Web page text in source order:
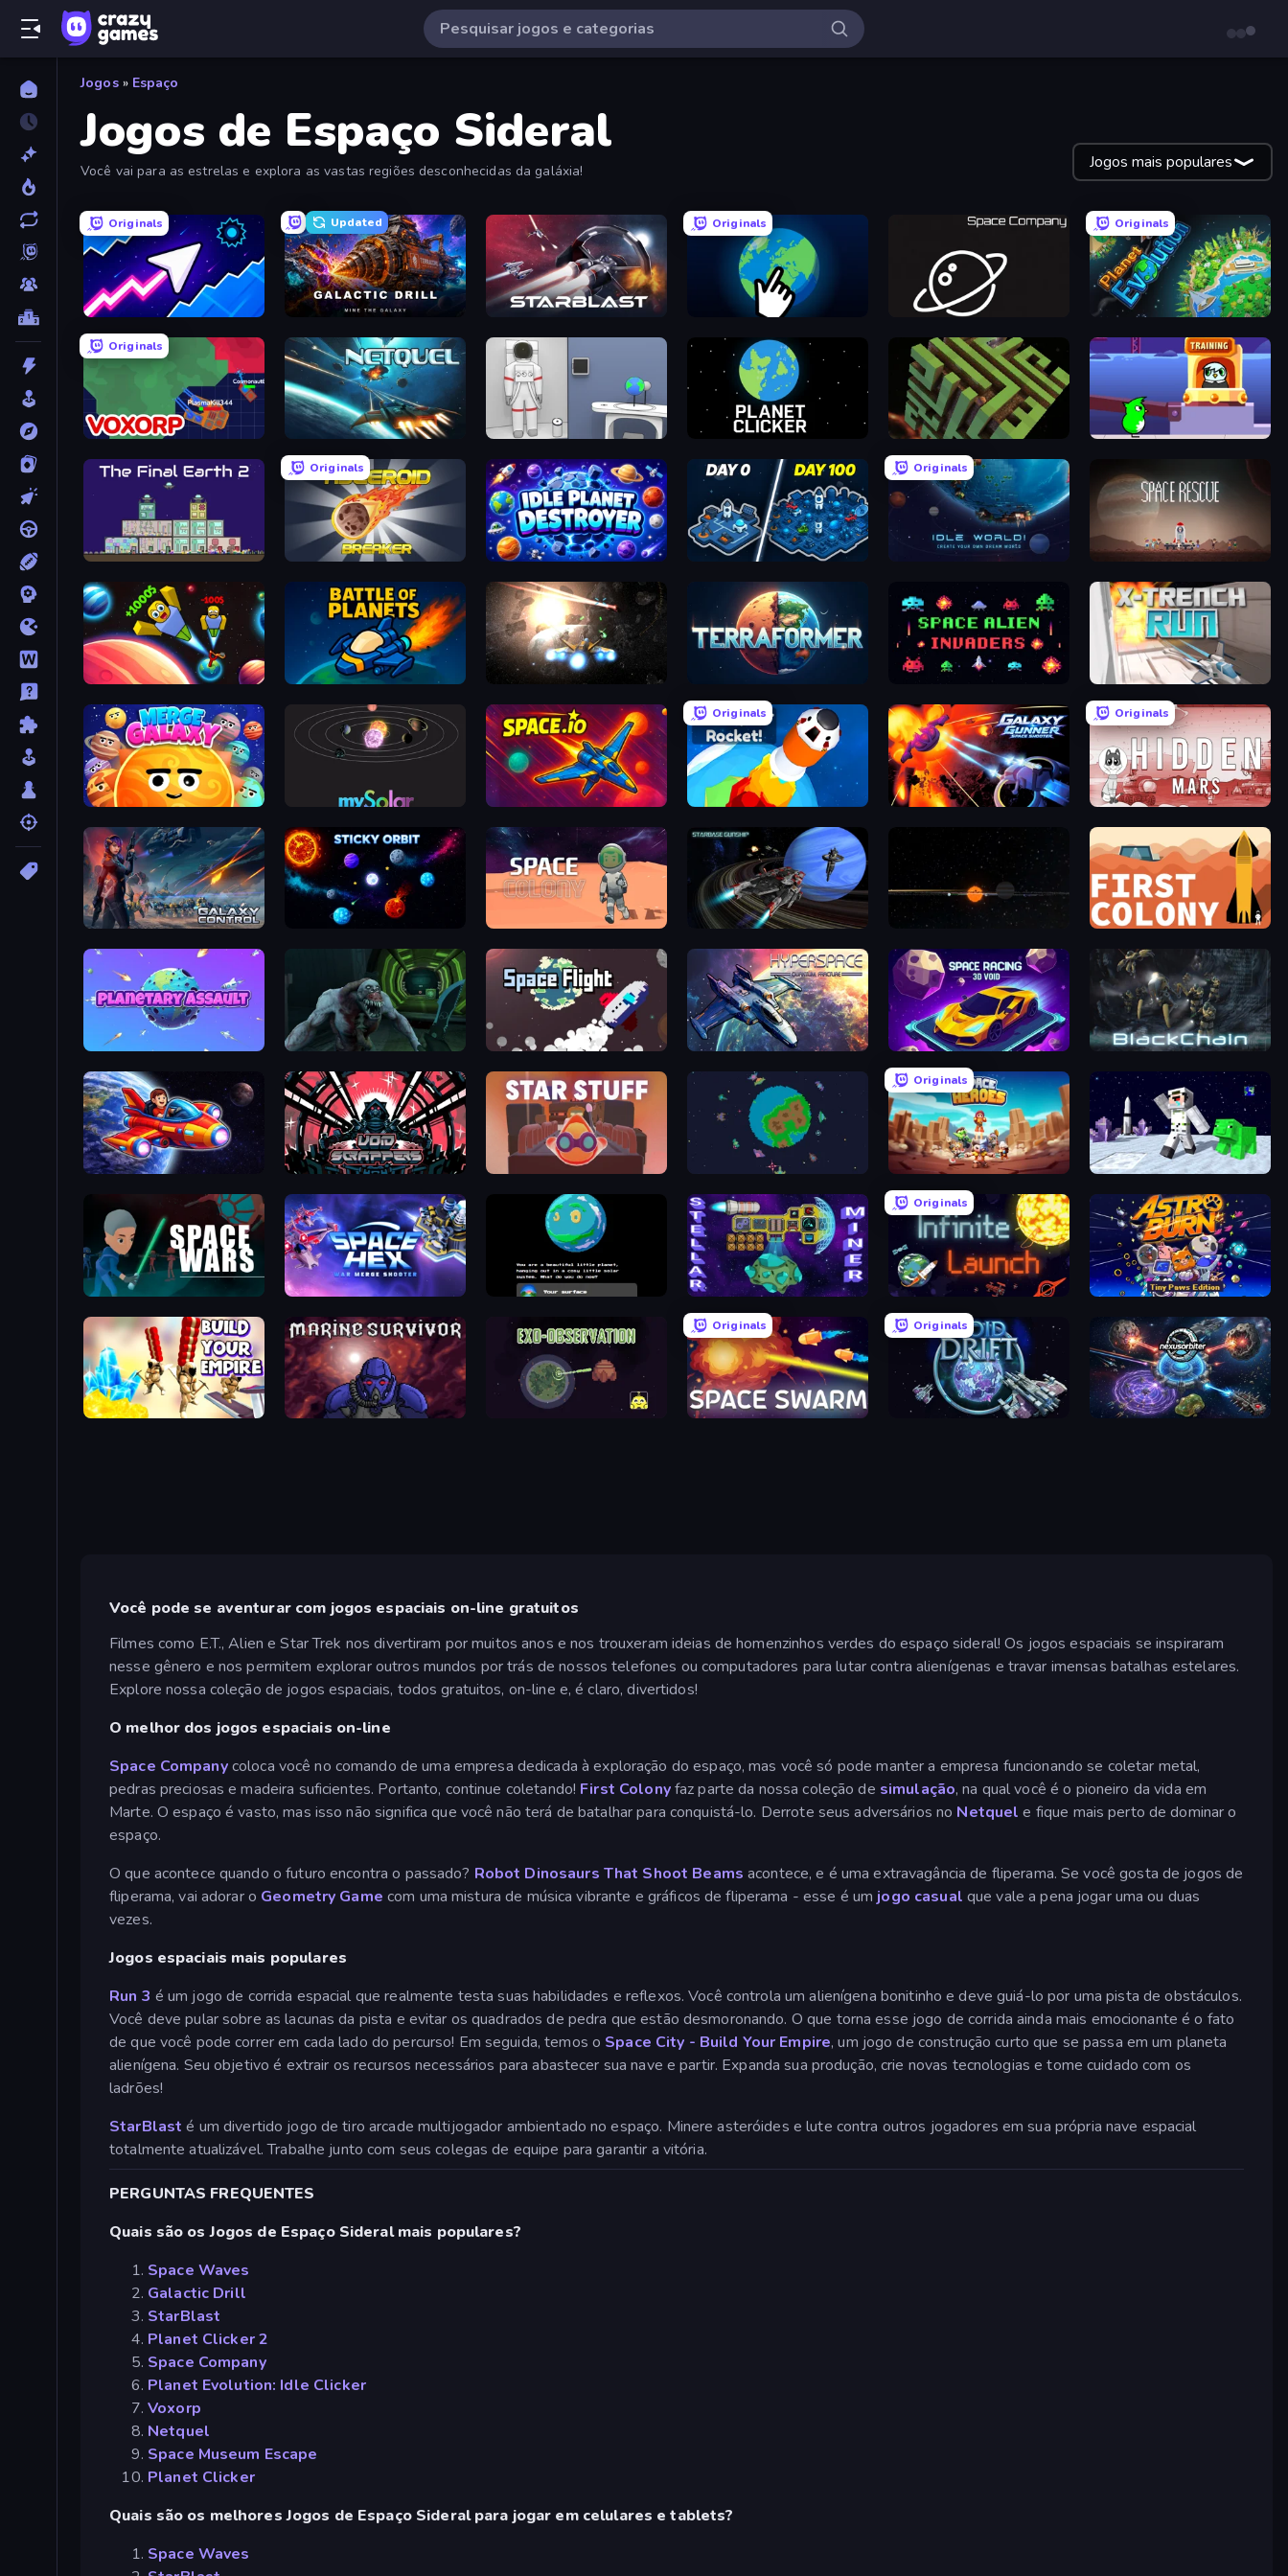
Jogos » Espaço
Jogos de Espaço Sideral
Você vai para as estrelas e explora as vastas regiões desconhecidas da galáxia! Jogos mais populares
Originals
Space Waves
Updated
Galactic Drill StarBlast
Originals
Planet Clicker 2 Space Company
Originals
Planet Evolution: Idle Clicker
Originals
Voxorp Netquel Space Museum Escape Planet Clicker Maze Planet 3D Duck Life: Space
The Final Earth 2
Originals
Asteroid Breaker Idle Planet Destroyer Idle Space Business Tycoon
Originals
Space Rescue
Obby: +1 to Spaceflight Altitude Battle of the Planets Space Battle Planetary Terraformer Space Alien Invaders X Trench Run
Merge Galaxy mySolar: Build Your Planets Space.io
Originals
Build your Rocket Galaxy Gunner: Space Shooter
Originals
Hidden Mars
Galaxy Control: 3D Strategy Sticky Orbit Starbase Gunship Planetarium 2 First Colony
Planetary Assault Shoot Your Nightmare: Space Isolation Space Flight Hyperspace: Quantum Fracture Space Racing 3D: Void BlackChain
Void Scrappers Galactic Crusade Clicker
Originals
Space Heroes SpaceCraft Noob: Return to Earth
SpaceWars Planet Life Stellar Mines: Space Miner
Originals
Infinite Launch Astro Burn: Tiny Paws Edition
Space City - Build Your Empire Marine Survivors Exo Observation
Originals
Space Swarm
Originals
Void Drift Nexusorbiter
Você pode se aventurar com jogos espaciais on-line gratuitos
Filmes como E.T., Alien e Star Trek nos divertiram por muitos anos e nos trouxeram ideias de homenzinhos verdes do espaço sideral! Os jogos espaciais se inspiraram
nesse gênero e nos permitem explorar outros mundos por trás de nossos telefones ou computadores para lutar contra alienígenas e travar imensas batalhas estelares.
Explore nossa coleção de jogos espaciais, todos gratuitos, on-line e, é claro, divertidos!
O melhor dos jogos espaciais on-line
Space Companycoloca você no comando de uma empresa dedicada à exploração do espaço, mas você só pode manter a empresa funcionando se coletar metal,
pedras preciosas e madeira suficientes. Portanto, continue coletando! First Colonyfaz parte da nossa coleção de simulação, na qual você é o pioneiro da vida em
Marte. O espaço é vasto, mas isso não significa que você não terá de batalhar para conquistá-lo. Derrote seus adversários no Netquel e fique mais perto de dominar o
espaço.
O que acontece quando o futuro encontra o passado? Robot Dinosaurs That Shoot Beams acontece, e é uma extravagância de fliperama. Se você gosta de jogos de
fliperama, vai adorar o Geometry Game com uma mistura de música vibrante e gráficos de fliperama - esse é um jogo casual que vale a pena jogar uma ou duas
vezes.
Jogos espaciais mais populares
Run 3 é um jogo de corrida espacial que realmente testa suas habilidades e reflexos. Você controla um alienígena bonitinho e deve guiá-lo por uma pista de obstáculos.
Você deve pular sobre as lacunas da pista e evitar os quadrados de pedra que estão desmoronando. O que torna esse jogo de corrida ainda mais emocionante é o fato
de que você pode correr em cada lado do percurso! Em seguida, temos o Space City - Build Your Empire, um jogo de construção curto que se passa em um planeta
alienígena. Seu objetivo é extrair os recursos necessários para abastecer sua nave e partir. Expanda sua produção, crie novas tecnologias e tome cuidado com os
ladrões!
StarBlast é um divertido jogo de tiro arcade multijogador ambientado no espaço. Minere asteróides e lute contra outros jogadores em sua própria nave espacial
totalmente atualizável. Trabalhe junto com seus colegas de equipe para garantir a vitória.
PERGUNTAS FREQUENTES
Quais são os Jogos de Espaço Sideral mais populares?
Space Waves
Galactic Drill
StarBlast
Planet Clicker 2
Space Company
Planet Evolution: Idle Clicker
Voxorp
Netquel
Space Museum Escape
Planet Clicker
Quais são os melhores Jogos de Espaço Sideral para jogar em celulares e tablets?
Space Waves